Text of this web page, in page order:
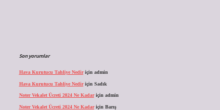
Son yorumlar
Hava Kurutucu Tahliye Nediriçin admin
Hava Kurutucu Tahliye Nediriçin Sadık
Noter Vekalet Ücreti 2024 Ne Kadariçin admin
Noter Vekalet Ücreti 2024 Ne Kadariçin Barış